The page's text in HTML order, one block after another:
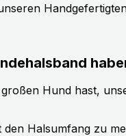
Hund hast,
Halsumfang zu